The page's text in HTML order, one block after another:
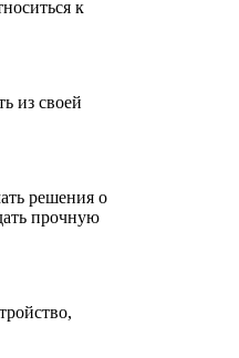
к
из своей
решения о
прочную